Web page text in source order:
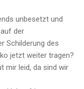
unbesetzt und
der
Schilderung des
jetzt weiter tragen?
mir leid, da sind wir